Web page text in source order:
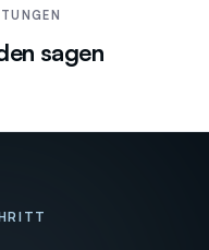
sagen